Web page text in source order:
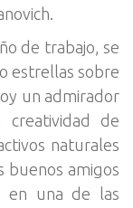
de trabajo, se
estrellas sobre
un admirador
de
naturales
buenos amigos
en una de las